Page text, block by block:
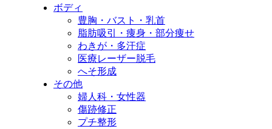
ボディ
豊胸・バスト・乳首
脂肪吸引・痩身・部分痩せ
わきが・多汗症
医療レーザー脱毛
へそ形成
その他
婦人科・女性器
傷跡修正
プチ整形